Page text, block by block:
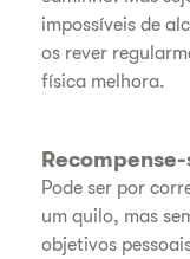
impossíveis de
os rever
física melhora.
Pode ser por
um quilo, mas
objetivos